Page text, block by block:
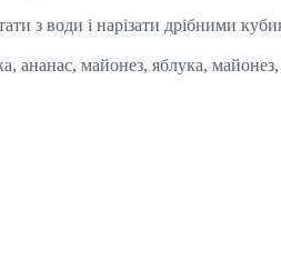
з води і нарізати дрібними
майонез, яблука,